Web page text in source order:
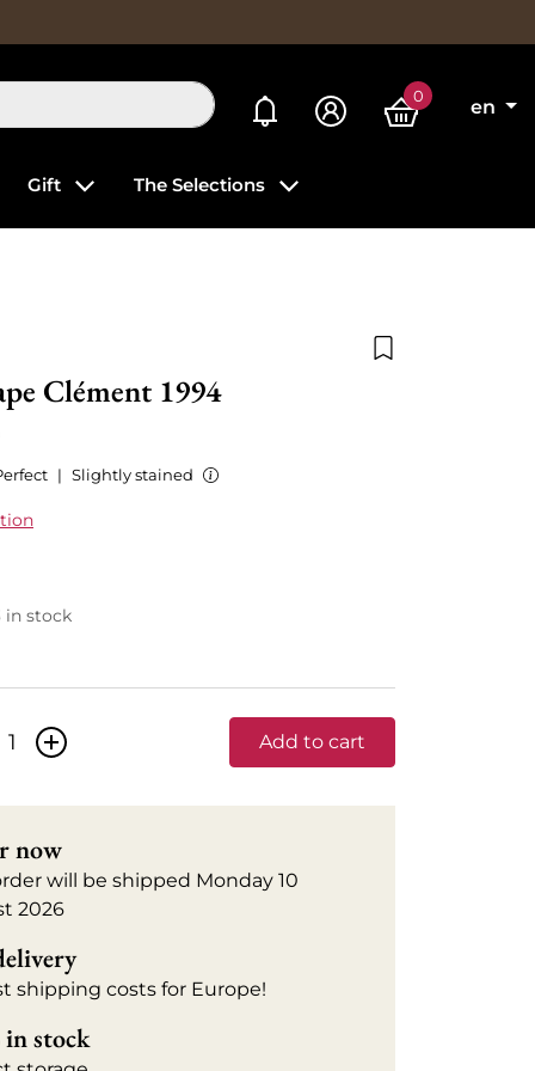
My alerts 0
en
Gift The Selections
Clément 1994
| Slightly stained
in stock
+ Add to cart
now
will be shipped Monday 10
2026
shipping costs for Europe!
in stock